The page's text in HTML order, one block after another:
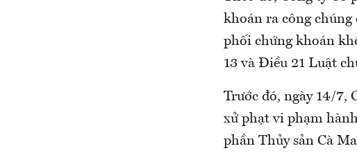
khoán ra công chúng
phối chứng khoán
13 và Điều 21 Luật
Trước đó, ngày 14/7,
xử phạt vi phạm
phần Thủy sản Cà